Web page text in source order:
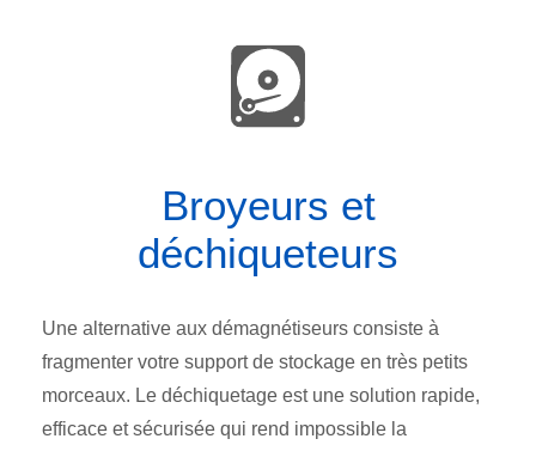
Broyeurs et
déchiqueteurs
Une alternative aux démagnétiseurs consiste à
fragmenter votre support de stockage en très petits
morceaux. Le déchiquetage est une solution rapide,
efficace et sécurisée qui rend impossible la